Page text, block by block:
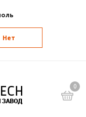
Нет
0